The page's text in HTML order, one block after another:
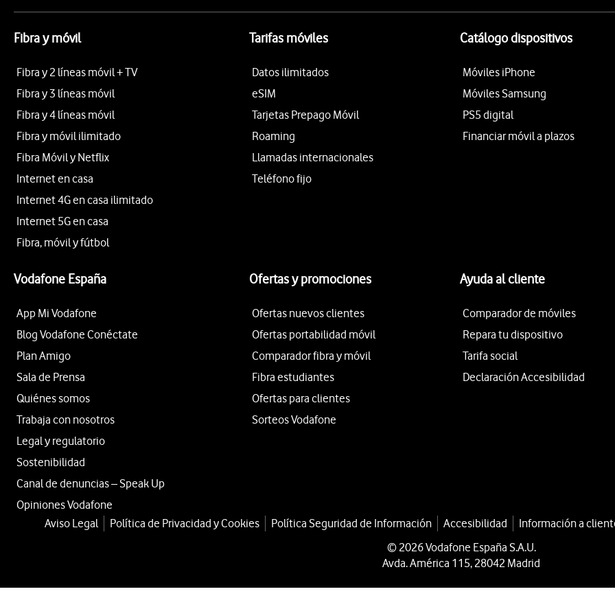
Fibra y móvil
Fibra y 2 líneas móvil + TV
Fibra y 3 líneas móvil
Fibra y 4 líneas móvil
Fibra y móvil ilimitado
Fibra Móvil y Netflix
Internet en casa
Internet 4G en casa ilimitado
Internet 5G en casa
Fibra, móvil y fútbol
Tarifas móviles
Datos ilimitados
eSIM
Tarjetas Prepago Móvil
Roaming
Llamadas internacionales
Teléfono fijo
Catálogo dispositivos
Móviles iPhone
Móviles Samsung
PS5 digital
Financiar móvil a plazos
Vodafone España
App Mi Vodafone
Blog Vodafone Conéctate
Plan Amigo
Sala de Prensa
Quiénes somos
Trabaja con nosotros
Legal y regulatorio
Sostenibilidad
Canal de denuncias – Speak Up
Opiniones Vodafone
Ofertas y promociones
Ofertas nuevos clientes
Ofertas portabilidad móvil
Comparador fibra y móvil
Fibra estudiantes
Ofertas para clientes
Sorteos Vodafone
Ayuda al cliente
Comparador de móviles
Repara tu dispositivo
Tarifa social
Declaración Accesibilidad
Aviso Legal Política de Privacidad y Cookies Política Seguridad de Información Accesibilidad Información a
© 2026 Vodafone España S.A.U.
Avda. América 115, 28042 Madrid